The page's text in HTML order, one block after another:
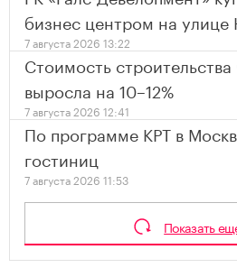
бизнес центром на улице
7 августа 2026 13:22
Стоимость
выросла на 10–12%
7 августа 2026 12:41
По программе КРТ в
гостиниц
7 августа 2026 11:53
Показать